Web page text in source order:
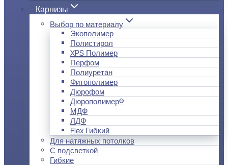
Карнизы
Выбор по материалу
Экополимер
Полистирол
XPS Полимер
Перфом
Полиуретан
Фитополимер
Дюрофом
Дюрополимер®
МДФ
ЛДФ
Flex Гибкий
Для натяжных потолков
С подсветкой
Гибкие